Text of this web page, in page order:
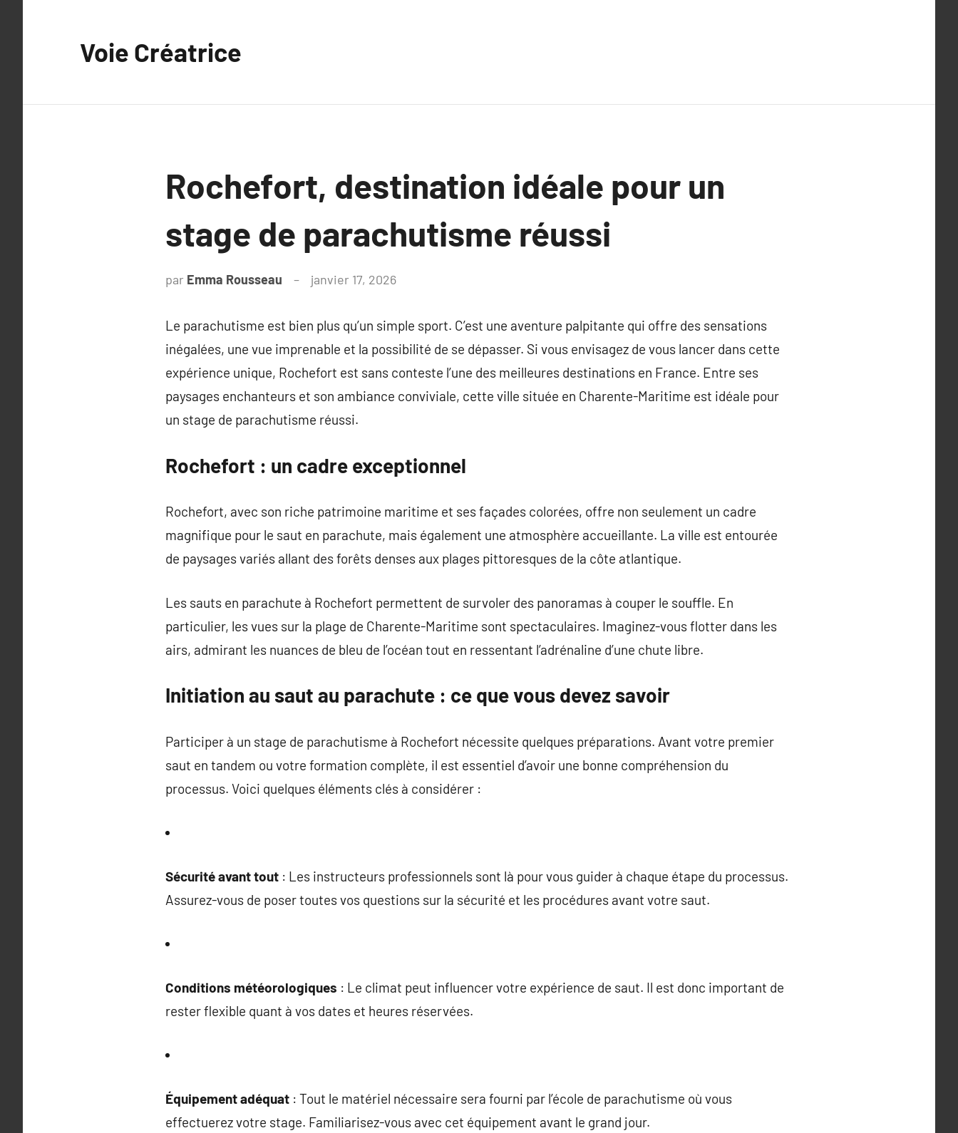
Voie Créatrice
Rochefort, destination idéale pour un
stage de parachutisme réussi
par Emma Rousseau janvier 17, 2026
Le parachutisme est bien plus qu’un simple sport. C’est une aventure palpitante qui offre des sensations
inégalées, une vue imprenable et la possibilité de se dépasser. Si vous envisagez de vous lancer dans cette
expérience unique, Rochefort est sans conteste l’une des meilleures destinations en France. Entre ses
paysages enchanteurs et son ambiance conviviale, cette ville située en Charente-Maritime est idéale pour
un stage de parachutisme réussi.
Rochefort : un cadre exceptionnel
Rochefort, avec son riche patrimoine maritime et ses façades colorées, offre non seulement un cadre
magnifique pour le saut en parachute, mais également une atmosphère accueillante. La ville est entourée
de paysages variés allant des forêts denses aux plages pittoresques de la côte atlantique.
Les sauts en parachute à Rochefort permettent de survoler des panoramas à couper le souffle. En
particulier, les vues sur la plage de Charente-Maritime sont spectaculaires. Imaginez-vous flotter dans les
airs, admirant les nuances de bleu de l’océan tout en ressentant l’adrénaline d’une chute libre.
Initiation au saut au parachute : ce que vous devez savoir
Participer à un stage de parachutisme à Rochefort nécessite quelques préparations. Avant votre premier
saut en tandem ou votre formation complète, il est essentiel d’avoir une bonne compréhension du
processus. Voici quelques éléments clés à considérer :
Sécurité avant tout : Les instructeurs professionnels sont là pour vous guider à chaque étape du processus.
Assurez-vous de poser toutes vos questions sur la sécurité et les procédures avant votre saut.
Conditions météorologiques : Le climat peut influencer votre expérience de saut. Il est donc important de
rester flexible quant à vos dates et heures réservées.
Équipement adéquat : Tout le matériel nécessaire sera fourni par l’école de parachutisme où vous
effectuerez votre stage. Familiarisez-vous avec cet équipement avant le grand jour.